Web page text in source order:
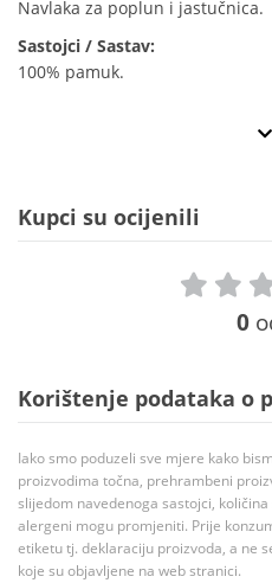
Navlaka za poplun i jastučnica.
Sastojci / Sastav:
100% pamuk.
Kupci su ocijenili
0
Korištenje podataka o
Iako smo poduzeli sve mjere kako
proizvodima točna, prehrambeni
slijedom navedenoga sastojci,
alergeni mogu promjeniti. Prije
etiketu tj. deklaraciju proizvoda, a ne
koje su objavljene na web stranici.